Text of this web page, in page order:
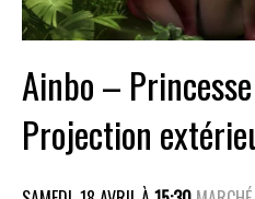
Ainbo –
Projection